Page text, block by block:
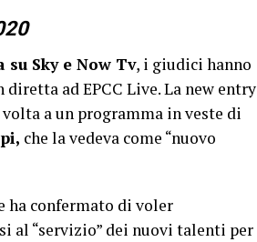
su Sky e Now Tv, i giudici hanno
ad EPCC Live. La new entry
a un programma in veste di
che la vedeva come “nuovo
ha confermato di voler
al “servizio” dei nuovi talenti per